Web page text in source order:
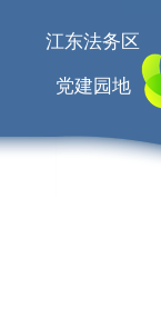
江东法务区
党建园地